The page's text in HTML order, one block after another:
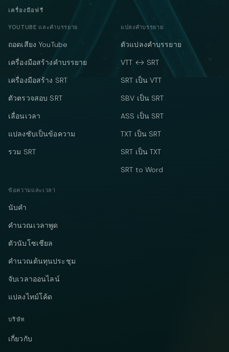
เครื่องมือฟรี
YOUTUBE และคำบรรยาย
ถอดเสียง YouTube
เครื่องมือสร้างคำบรรยาย
เครื่องมือสร้าง SRT
ตัวตรวจสอบ SRT
เลื่อนเวลา
แปลงซับเป็นข้อความ
รวม SRT
แปลงคำบรรยาย
ตัวแปลงคำบรรยาย
VTT ↔ SRT
SRT เป็น VTT
SBV เป็น SRT
ASS เป็น SRT
TXT เป็น SRT
SRT เป็น TXT
SRT to Word
ข้อความและเวลา
นับคำ
คำนวณเวลาพูด
ตัวนับโซเชียล
คำนวณต้นทุนประชุม
จับเวลาออนไลน์
แปลงไทม์โค้ด
บริษัท
เกี่ยวกับ